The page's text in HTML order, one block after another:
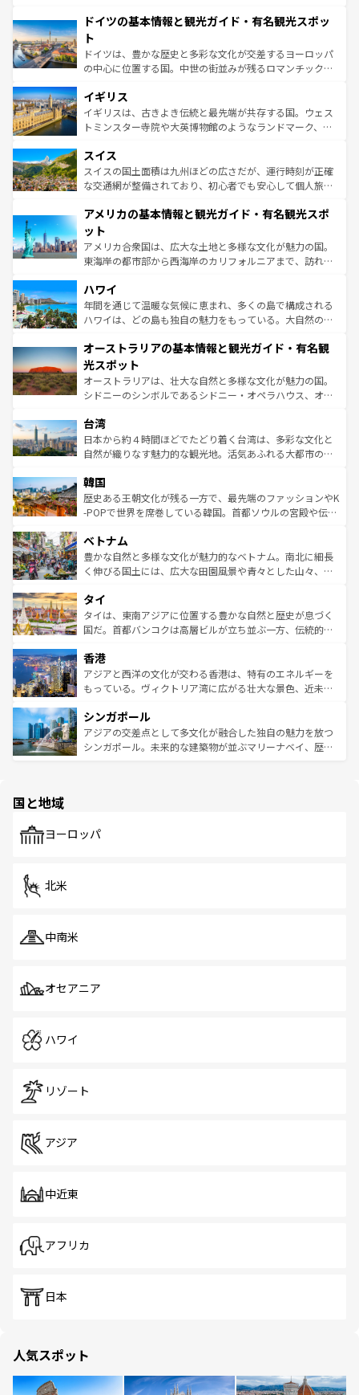
せる。地方によって風土や気候が異なるスペインはその個
ンテンツ一覧 を参照してほしい。
で、幅広い魅力が詰まっている。華麗な宮殿、歴史的な大
聖堂、美しいビーチ、そして豊かな自然が、訪れる者を心
から魅了する。また、フランスは美食の国としても知ら
れ、フランス料理はユネスコ無形文化遺産にも登録されて
香り高いラベンダー畑など、多彩な楽しみ方が可能だ。さ
らに、パリ以外の地域にも魅力が溢れており、どの街角に
も豊かな歴史と文化が息づいている。パリ以外の個性あふ
を参照してほしい。
ドイツの基本情報と観光ガイド・有名観光スポッ
ト
ドイツは、豊かな歴史と多彩な文化が交差するヨーロッパ
の中心に位置する国。中世の街並みが残るロマンチック街
顔を持つこの国は、どこを歩いても飽きることがない。ベ
ルリンの文化的活気、バイエルン州のアルプスの絶景、そ
してライン川沿いのワイン畑といった風景は必見。ビール
は、お酒好きな人にはぜひ体験してほしい。 なお、新着の
ドイツ情報はコンテンツ一覧を参照してほしい。
イギリス
イギリスは、古きよき伝統と最先端が共存する国。ウェス
トミンスター寺院や大英博物館のようなランドマーク、歴
リアごとに異なる魅力がある。また、優雅なアフタヌーン
ティー、ビール好きにはたまらない英国パブ、サッカー観
戦など、本場だからこそできる体験も豊富。イギリスを旅
ンツ一覧を参照してほしい。
スイス
スイスの国土面積は九州ほどの広さだが、運行時刻が正確
な交通網が整備されており、初心者でも安心して個人旅行
の建物がそのまま残る町や、スイスならではのユニークな
博物館もあり、アルプス観光だけでなく町歩きも満喫する
ことができる。国民の所得が高いため物価も高いが、旅行
者向けの交通パス提供のサービスもあり、うまく活用すれ
着のスイス情報は
アメリカの基本情報と観光ガイド・有名観光スポ
ット
アメリカ合衆国は、広大な土地と多様な文化が魅力の国。
東海岸の都市部から西海岸のカリフォルニアまで、訪れる
のような巨大都市は、観光、ショッピング、エンターテイ
ンメントが詰まった刺激的なスポットだ。一方、アメリカ
西部には大自然が広がり、グランドキャニオンやイエロー
部のニューオーリンズでは、音楽と美食が融合した独特の
文化が魅力。旅行者はアメリカの各地域で異なる魅力を楽
しみながら、その多様性と豊かな歴史を感じることができ
るだろう。車でのロードトリップや列車の旅も、アメリカ
情報は
ハワイ
年間を通じて温暖な気候に恵まれ、多くの島で構成される
ハワイは、どの島も独自の魅力をもっている。大自然の神
ワイ島は見逃せない。また、定番の観光地といえばオアフ
島だが、静かな自然を求めるならマウイ島やカウアイ島が
おすすめ。エメラルドグリーンに輝く海をはじめ、豊かな
文化や歴史が息づいている。「アロハスピリット」と呼ば
人々、おいしいローカルフードやハワイアンミュージッ
ク、伝統的なフラダンスなど、すべてがハワイの魅力を彩
っている。訪れるたびに新しい発見と感動が待っているハ
はコンテンツ一覧
オーストラリアの基本情報と観光ガイド・有名観
光スポット
オーストラリアは、壮大な自然と多様な文化が魅力の国。
シドニーのシンボルであるシドニー・オペラハウス、オー
リアリーフや大陸中央部にそびえるウルル（エアーズロッ
ク）、タスマニアの美しい原生林やケアンズの熱帯雨林な
ど、見どころがたくさん。また、カフェやワイン、オージ
いる。アクティビティも充実しており、サーフィンやダイ
ビング、ハイキングなど、アウトドア好きにはたまらな
い。オーストラリアの多彩な魅力を存分に味わいつくそ
参照してほしい。
台湾
日本から約４時間ほどでたどり着く台湾は、多彩な文化と
自然が織りなす魅力的な観光地。活気あふれる大都市の台
ン）、静ひつな山岳地帯である台湾東部など、都市の喧騒
と山間の静けさが共存しており、訪れる人に新しい発見と
驚きをもたらしてくれる。また、奥深い台湾の食文化も魅
容にもいいと評判のスイーツなど、バラエティ豊かな料理
が味わえる。 なお、新着の台湾情報は コンテンツ一覧を参
照してほしい。
韓国
歴史ある王朝文化が残る一方で、最先端のファッションやK
-POPで世界を席巻している韓国。首都ソウルの宮殿や伝統
き、地方に足を延ばせば四季折々の自然美を楽しむことが
できる。そして、キムチや焼肉、絶品のストリートフード
まで、さまざまな韓国料理が待っている。夜には、韓国な
リティに包まれながら、韓国の多彩な魅力を心ゆくまで味
わってみてほしい。 なお、新着の韓国情報はコンテンツ一
覧を参照してほしい。
ベトナム
豊かな自然と多様な文化が魅力的なベトナム。南北に細長
く伸びる国土には、広大な田園風景や青々とした山々、世
急速な発展と共に伝統が息づく。ハノイの古い町並みやホ
ーチミン市のフランス統治時代の建物も、独特の雰囲気を
醸し出している。また、バラエティの豊かさとおいしさで
とつ。フォーやバインミー、ベトナムコーヒーなどは、ぜ
ひ現地で味わいたい。どの地域を訪れてもあたたかい人々
が旅行者を迎えてくれるので、きっと忘れられない旅にな
参照してほしい。
タイ
タイは、東南アジアに位置する豊かな自然と歴史が息づく
国だ。首都バンコクは高層ビルが立ち並ぶ一方、伝統的な
の活気が交差している。北部ではチェンマイなどの山岳地
帯で自然と触れ合い、南部ではプーケットやクラビの美し
いビーチでリゾート気分を楽しむことができる。タイ料理
激する。気候は一年中温暖で、どの季節にも異なる楽しみ
が待っている。親しみやすいタイの人々、仏教を中心とし
た文化、そして多様な観光資源が、訪れる旅人を魅了し続
香港
アジアと西洋の文化が交わる香港は、特有のエネルギーを
もっている。ヴィクトリア湾に広がる壮大な景色、近未来
み、どこを訪れても感動するはず。観光スポットが密集し
ており、効率よく見どころを回れるのも魅力。息をのむよ
うな絶景から文化的な体験まで、香港を存分に楽しみ尽く
シンガポール
アジアの交差点として多文化が融合した独自の魅力を放つ
シンガポール。未来的な建築物が並ぶマリーナベイ、歴史
で、ホーカーズは地元の風情を楽しめる外せないスポット
国と地域
ヨーロッパ
北米
中南米
オセアニア
ハワイ
リゾート
アジア
中近東
アフリカ
日本
人気スポット